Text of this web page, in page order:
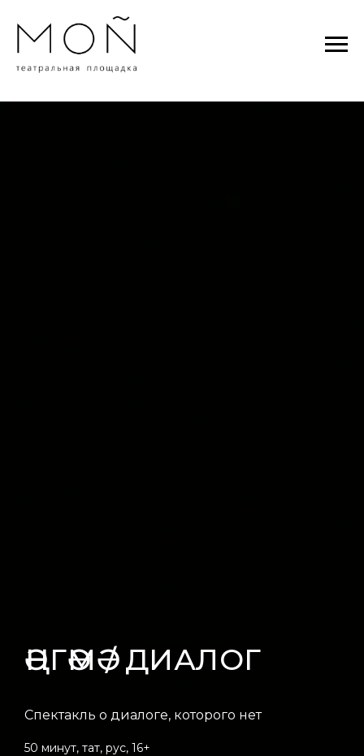
ӘҢГӘМӘ / ДИАЛОГ
Спектакль о диалоге, которого нет
50 минут, тат, рус, 16+